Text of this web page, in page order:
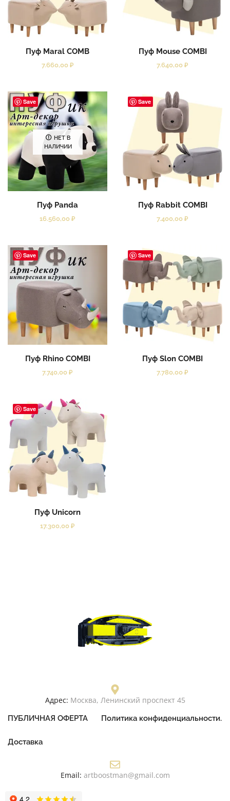
Пуф Maral COMB
7.660,00 ₽
Пуф Mouse COMBI
7.640,00 ₽
Save
НЕТ В
НАЛИЧИИ
Пуф Panda
16.560,00 ₽
Save
Пуф Rabbit COMBI
7.400,00 ₽
Save
Пуф Rhino COMBI
7.740,00 ₽
Save
Пуф Slon COMBI
7.780,00 ₽
Save
Пуф Unicorn
17.300,00 ₽
Адрес: Москва, Ленинский проспект 45
ПУБЛИЧНАЯ ОФЕРТА Политика конфиденциальности.
Доставка
Email: artboostman@gmail.com